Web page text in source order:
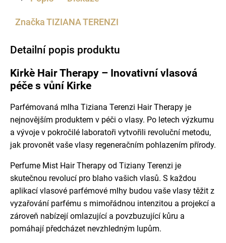
ZnačkaTIZIANA TERENZI
Detailní popis produktu
Kirkè Hair Therapy – Inovativní vlasová
péče s vůní Kirke
Parfémovaná mlha Tiziana Terenzi Hair Therapy je
nejnovějším produktem v péči o vlasy. Po letech výzkumu
a vývoje v pokročilé laboratoři vytvořili revoluční metodu,
jak provonět vaše vlasy regeneračním pohlazením přírody.
Perfume Mist Hair Therapy od Tiziany Terenzi je
skutečnou revolucí pro blaho vašich vlasů. S každou
aplikací vlasové parfémové mlhy budou vaše vlasy těžit z
vyzařování parfému s mimořádnou intenzitou a projekcí a
zároveň nabízejí omlazující a povzbuzující kůru a
pomáhají předcházet nevzhledným lupům.